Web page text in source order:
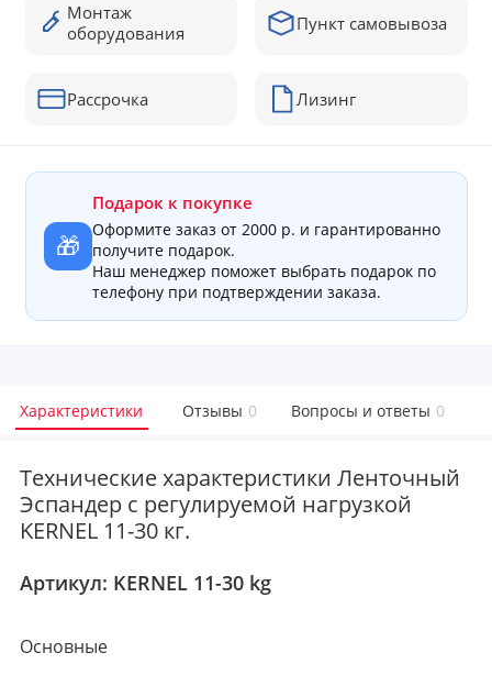
Монтаж
оборудования
Пункт самовывоза
Рассрочка Лизинг
🎁
Подарок к покупке
Оформите заказ от 2000 р. и гарантированно
получите подарок.
Наш менеджер поможет выбрать подарок по
телефону при подтверждении заказа.
Характеристики Отзывы 0 Вопросы и ответы 0
Технические характеристики Ленточный
Эспандер с регулируемой нагрузкой
KERNEL 11-30 кг.
Артикул: KERNEL 11-30 kg
Основные